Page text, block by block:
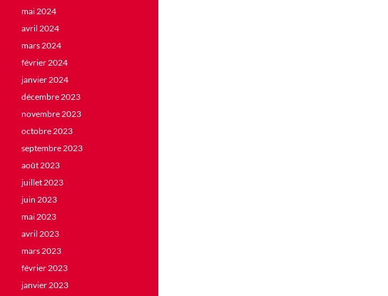
mai 2024
avril 2024
mars 2024
février 2024
janvier 2024
décembre 2023
novembre 2023
octobre 2023
septembre 2023
août 2023
juillet 2023
juin 2023
mai 2023
avril 2023
mars 2023
février 2023
janvier 2023